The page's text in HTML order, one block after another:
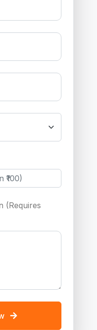
(Requires